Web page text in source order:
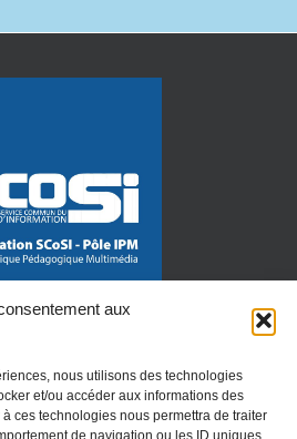
aux
nous utilisons des technologies
et/ou accéder aux informations des
ces technologies nous permettra de traiter
de navigation ou les ID uniques